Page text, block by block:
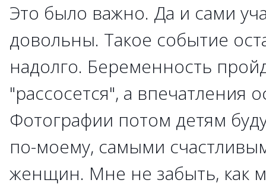
Это было важно. Да и сами
довольны. Такое событие
надолго. Беременность
"рассосется", а впечатления
Фотографии потом детям
по-моему, самыми
женщин. Мне не забыть, как